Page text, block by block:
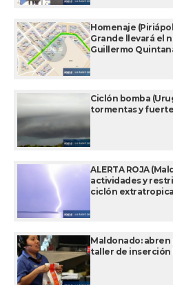
Homenaje
Grande llevará el
Guillermo
Ciclón bomba
tormentas y
ALERTA ROJA
actividades y
ciclón extratropical
Maldonado:
taller de inserción